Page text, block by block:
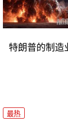
特朗普的制造
最热